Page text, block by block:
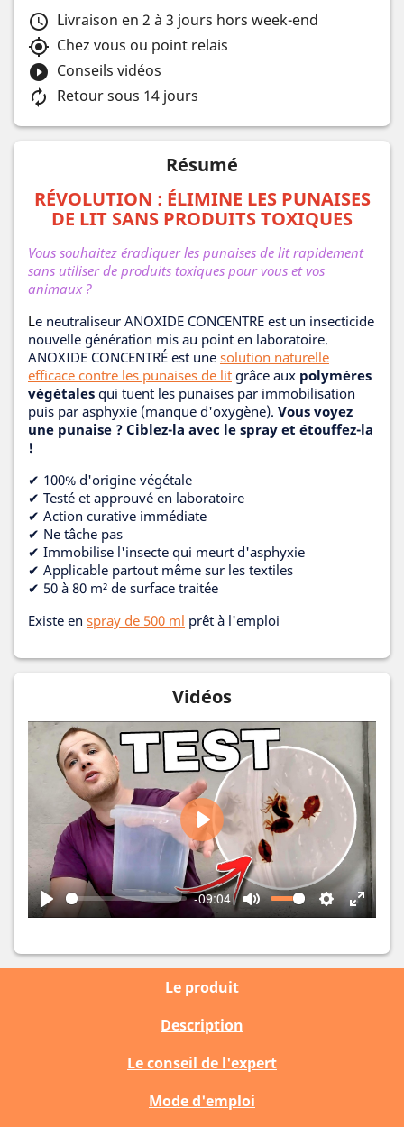
schedule Livraison en 2 à 3 jours hors week-end
my_location Chez vous ou point relais
play_circle_filled Conseils vidéos
autorenew Retour sous 14 jours
Résumé
RÉVOLUTION : ÉLIMINE LES PUNAISES
DE LIT SANS PRODUITS TOXIQUES
Vous souhaitez éradiquer les punaises de lit rapidement
sans utiliser de produits toxiques pour vous et vos
animaux ?
Le neutraliseur ANOXIDE CONCENTRE est un insecticide
nouvelle génération mis au point en laboratoire.
ANOXIDE CONCENTRÉ est une solution naturelle
efficace contre les punaises de lit grâce aux polymères
végétales qui tuent les punaises par immobilisation
puis par asphyxie (manque d'oxygène). Vous voyez
une punaise ? Ciblez-la avec le spray et étouffez-la
!
✔ 100% d'origine végétale
✔ Testé et approuvé en laboratoire
✔ Action curative immédiate
✔ Ne tâche pas
✔ Immobilise l'insecte qui meurt d'asphyxie
✔ Applicable partout même sur les textiles
✔ 50 à 80 m² de surface traitée
Existe en spray de 500 ml prêt à l'emploi
Vidéos
Play
-09:04
Mute Settings
Enter
Play
Le produit
Description
Le conseil de l'expert
Mode d'emploi